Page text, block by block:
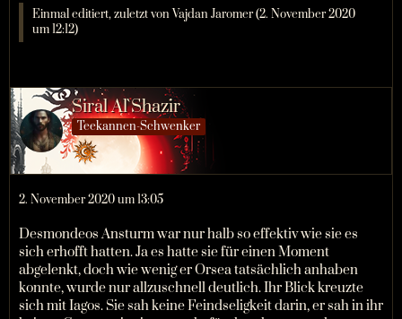
Einmal editiert, zuletzt von Vajdan Jaromer (2. November 2020
um 12:12)
Siral Al`Shazir
Teekannen-Schwenker
2. November 2020 um 13:05
Desmondeos Ansturm war nur halb so effektiv wie sie es
sich erhofft hatten. Ja es hatte sie für einen Moment
abgelenkt, doch wie wenig er Orsea tatsächlich anhaben
konnte, wurde nur allzuschnell deutlich. Ihr Blick kreuzte
sich mit Iagos. Sie sah keine Feindseligkeit darin, er sah in ihr